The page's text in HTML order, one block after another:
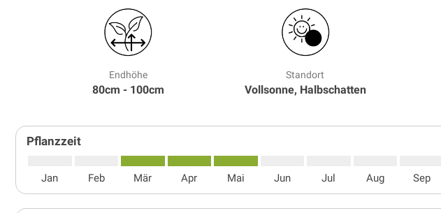
Endhöhe
80cm - 100cm
Standort
Vollsonne, Halbschatten
Pflanzzeit
Jan Feb Mär Apr Mai Jun Jul Aug Sep